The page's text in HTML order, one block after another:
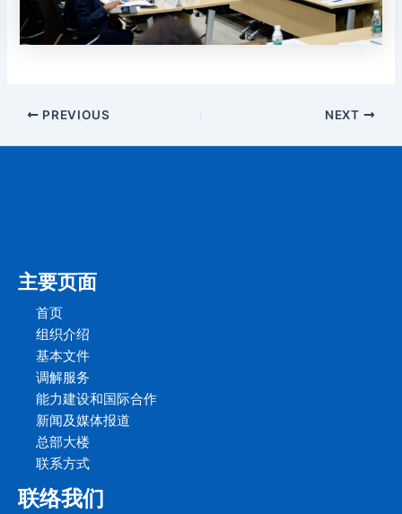
PREVIOUS NEXT
主要页面
首页
组织介绍
基本文件
调解服务
能力建设和国际合作
新闻及媒体报道
总部大楼
联系方式
联络我们